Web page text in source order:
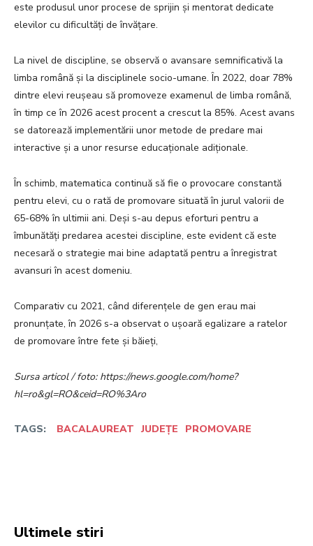
este produsul unor procese de sprijin și mentorat dedicate
elevilor cu dificultăți de învățare.
La nivel de discipline, se observă o avansare semnificativă la
limba română și la disciplinele socio-umane. În 2022, doar 78%
dintre elevi reușeau să promoveze examenul de limba română,
în timp ce în 2026 acest procent a crescut la 85%. Acest avans
se datorează implementării unor metode de predare mai
interactive și a unor resurse educaționale adiționale.
În schimb, matematica continuă să fie o provocare constantă
pentru elevi, cu o rată de promovare situată în jurul valorii de
65-68% în ultimii ani. Deși s-au depus eforturi pentru a
îmbunătăți predarea acestei discipline, este evident că este
necesară o strategie mai bine adaptată pentru a înregistrat
avansuri în acest domeniu.
Comparativ cu 2021, când diferențele de gen erau mai
pronunțate, în 2026 s-a observat o ușoară egalizare a ratelor
de promovare între fete și băieți,
Sursa articol / foto: https://news.google.com/home?
hl=ro&gl=RO&ceid=RO%3Aro
TAGS: BACALAUREAT JUDEȚE PROMOVARE
Ultimele stiri